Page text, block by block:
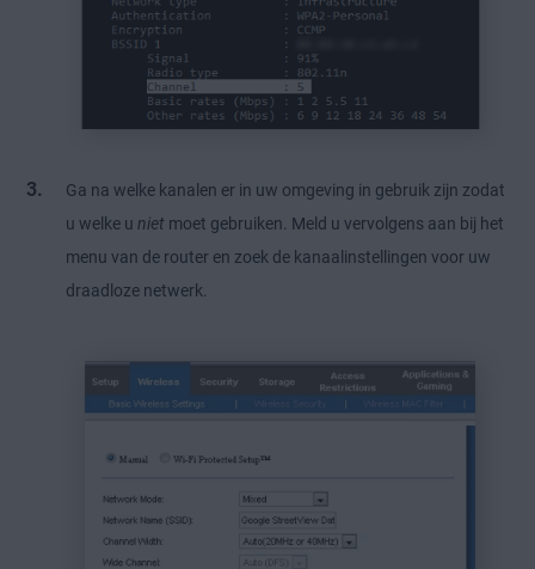
Ga na welke kanalen er in uw omgeving in gebruik zijn zodat
u welke u niet moet gebruiken. Meld u vervolgens aan bij het
menu van de router en zoek de kanaalinstellingen voor uw
draadloze netwerk.